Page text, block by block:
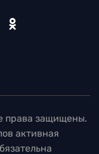
права защищены.
активная